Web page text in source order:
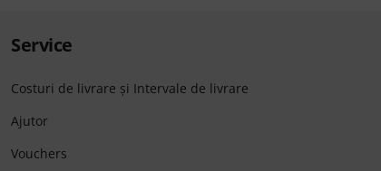
Service
Costuri de livrare şi Intervale de livrare
Ajutor
Vouchers